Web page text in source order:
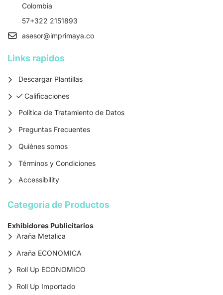
Colombia
57+322 2151893
asesor@imprimaya.co
Links rapidos
Descargar Plantillas
Calificaciones
Calificaciones
Política de Tratamiento de Datos
Preguntas Frecuentes
Quiénes somos
Términos y Condiciones
Accessibility
Categoria de Productos
Exhibidores Publicitarios
Araña Metalica
Araña ECONOMICA
Roll Up ECONOMICO
Roll Up Importado